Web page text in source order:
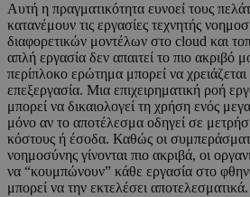
Αυτή η πραγματικότητα ευνοεί τους
κατανέμουν τις εργασίες τεχνητής
διαφορετικών μοντέλων στο cloud και
απλή εργασία δεν απαιτεί το πιο ακριβό
περίπλοκο ερώτημα μπορεί να χρειάζεται
επεξεργασία. Μια επιχειρηματική ροή
μπορεί να δικαιολογεί τη χρήση ενός
μόνο αν το αποτέλεσμα οδηγεί σε
κόστους ή έσοδα. Καθώς οι
νοημοσύνης γίνονται πιο ακριβά, οι
να “κουμπώνουν” κάθε εργασία στο
μπορεί να την εκτελέσει αποτελεσματικά.